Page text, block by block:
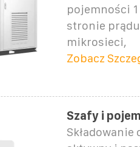
pojemności
stronie
mikrosieci,
Zobacz
Szafy i